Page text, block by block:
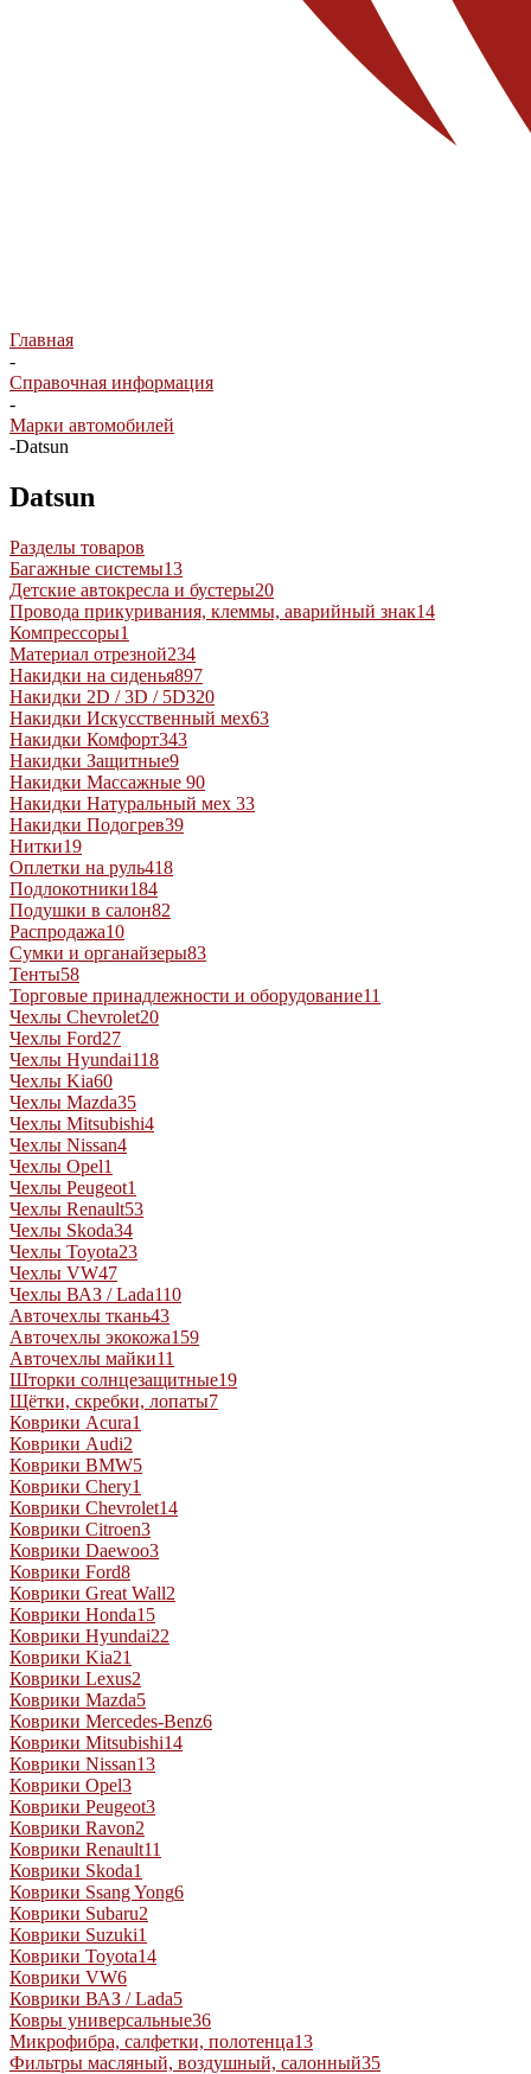
Главная
-
Справочная информация
-
Марки автомобилей
-Datsun
Datsun
Разделы товаров
Багажные системы13
Детские автокресла и бустеры20
Провода прикуривания, клеммы, аварийный знак14
Компрессоры1
Материал отрезной234
Накидки на сиденья897
Накидки 2D / 3D / 5D320
Накидки Искусственный мех63
Накидки Комфорт343
Накидки Защитные9
Накидки Массажные 90
Накидки Натуральный мех 33
Накидки Подогрев39
Нитки19
Оплетки на руль418
Подлокотники184
Подушки в салон82
Распродажа10
Сумки и органайзеры83
Тенты58
Торговые принадлежности и оборудование11
Чехлы Chevrolet20
Чехлы Ford27
Чехлы Hyundai118
Чехлы Kia60
Чехлы Mazda35
Чехлы Mitsubishi4
Чехлы Nissan4
Чехлы Opel1
Чехлы Peugeot1
Чехлы Renault53
Чехлы Skoda34
Чехлы Toyota23
Чехлы VW47
Чехлы ВАЗ / Lada110
Авточехлы ткань43
Авточехлы экокожа159
Авточехлы майки11
Шторки солнцезащитные19
Щётки, скребки, лопаты7
Коврики Acura1
Коврики Audi2
Коврики BMW5
Коврики Chery1
Коврики Chevrolet14
Коврики Citroen3
Коврики Daewoo3
Коврики Ford8
Коврики Great Wall2
Коврики Honda15
Коврики Hyundai22
Коврики Kia21
Коврики Lexus2
Коврики Mazda5
Коврики Mercedes-Benz6
Коврики Mitsubishi14
Коврики Nissan13
Коврики Opel3
Коврики Peugeot3
Коврики Ravon2
Коврики Renault11
Коврики Skoda1
Коврики Ssang Yong6
Коврики Subaru2
Коврики Suzuki1
Коврики Toyota14
Коврики VW6
Коврики ВАЗ / Lada5
Ковры универсальные36
Микрофибра, салфетки, полотенца13
Фильтры масляный, воздушный, салонный35